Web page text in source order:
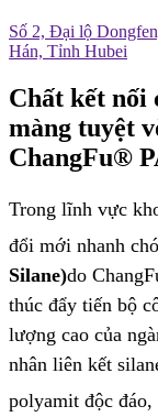
Số 2, Đại lộ
Hán, Tỉnh Hubei
Chất kết nối
màng tuyệt
ChangFu®
Trong lĩnh vực
đổi mới nhanh
Silane)do
thúc đẩy tiến bộ
lượng cao của
nhân liên kết
polyamit độc đáo,